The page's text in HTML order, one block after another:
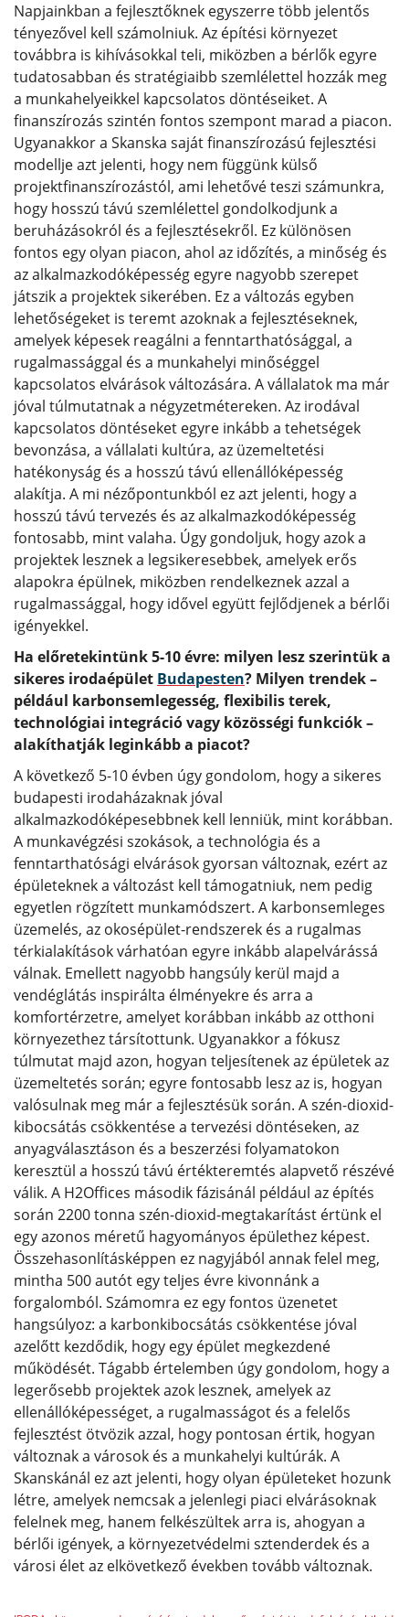
Napjainkban a fejlesztőknek egyszerre több jelentős
tényezővel kell számolniuk. Az építési környezet
továbbra is kihívásokkal teli, miközben a bérlők egyre
tudatosabban és stratégiaibb szemlélettel hozzák meg
a munkahelyeikkel kapcsolatos döntéseiket. A
finanszírozás szintén fontos szempont marad a piacon.
Ugyanakkor a Skanska saját finanszírozású fejlesztési
modellje azt jelenti, hogy nem függünk külső
projektfinanszírozástól, ami lehetővé teszi számunkra,
hogy hosszú távú szemlélettel gondolkodjunk a
beruházásokról és a fejlesztésekről. Ez különösen
fontos egy olyan piacon, ahol az időzítés, a minőség és
az alkalmazkodóképesség egyre nagyobb szerepet
játszik a projektek sikerében. Ez a változás egyben
lehetőségeket is teremt azoknak a fejlesztéseknek,
amelyek képesek reagálni a fenntarthatósággal, a
rugalmassággal és a munkahelyi minőséggel
kapcsolatos elvárások változására. A vállalatok ma már
jóval túlmutatnak a négyzetmétereken. Az irodával
kapcsolatos döntéseket egyre inkább a tehetségek
bevonzása, a vállalati kultúra, az üzemeltetési
hatékonyság és a hosszú távú ellenállóképesség
alakítja. A mi nézőpontunkból ez azt jelenti, hogy a
hosszú távú tervezés és az alkalmazkodóképesség
fontosabb, mint valaha. Úgy gondoljuk, hogy azok a
projektek lesznek a legsikeresebbek, amelyek erős
alapokra épülnek, miközben rendelkeznek azzal a
rugalmassággal, hogy idővel együtt fejlődjenek a bérlői
igényekkel.
Ha előretekintünk 5-10 évre: milyen lesz szerintük a
sikeres irodaépület Budapesten? Milyen trendek –
például karbonsemlegesség, flexibilis terek,
technológiai integráció vagy közösségi funkciók –
alakíthatják leginkább a piacot?
A következő 5-10 évben úgy gondolom, hogy a sikeres
budapesti irodaházaknak jóval
alkalmazkodóképesebbnek kell lenniük, mint korábban.
A munkavégzési szokások, a technológia és a
fenntarthatósági elvárások gyorsan változnak, ezért az
épületeknek a változást kell támogatniuk, nem pedig
egyetlen rögzített munkamódszert. A karbonsemleges
üzemelés, az okosépület-rendszerek és a rugalmas
térkialakítások várhatóan egyre inkább alapelvárássá
válnak. Emellett nagyobb hangsúly kerül majd a
vendéglátás inspirálta élményekre és arra a
komfortérzetre, amelyet korábban inkább az otthoni
környezethez társítottunk. Ugyanakkor a fókusz
túlmutat majd azon, hogyan teljesítenek az épületek az
üzemeltetés során; egyre fontosabb lesz az is, hogyan
valósulnak meg már a fejlesztésük során. A szén-dioxid-
kibocsátás csökkentése a tervezési döntéseken, az
anyagválasztáson és a beszerzési folyamatokon
keresztül a hosszú távú értékteremtés alapvető részévé
válik. A H2Offices második fázisánál például az építés
során 2200 tonna szén-dioxid-megtakarítást értünk el
egy azonos méretű hagyományos épülethez képest.
Összehasonlításképpen ez nagyjából annak felel meg,
mintha 500 autót egy teljes évre kivonnánk a
forgalomból. Számomra ez egy fontos üzenetet
hangsúlyoz: a karbonkibocsátás csökkentése jóval
azelőtt kezdődik, hogy egy épület megkezdené
működését. Tágabb értelemben úgy gondolom, hogy a
legerősebb projektek azok lesznek, amelyek az
ellenállóképességet, a rugalmasságot és a felelős
fejlesztést ötvözik azzal, hogy pontosan értik, hogyan
változnak a városok és a munkahelyi kultúrák. A
Skanskánál ez azt jelenti, hogy olyan épületeket hozunk
létre, amelyek nemcsak a jelenlegi piaci elvárásoknak
felelnek meg, hanem felkészültek arra is, ahogyan a
bérlői igények, a környezetvédelmi sztenderdek és a
városi élet az elkövetkező években tovább változnak.